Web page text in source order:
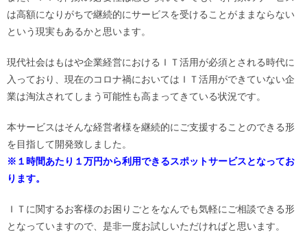
は高額になりがちで継続的にサービスを受けることがままならない
という現実もあるかと思います。
現代社会はもはや企業経営におけるＩＴ活用が必須とされる時代に
入っており、現在のコロナ禍においてはＩＴ活用ができていない企
業は淘汰されてしまう可能性も高まってきている状況です。
本サービスはそんな経営者様を継続的にご支援することのできる形
を目指して開発致しました。
※１時間あたり１万円から利用できるスポットサービスとなってお
ります。
ＩＴに関するお客様のお困りごとをなんでも気軽にご相談できる形
となっていますので、是非一度お試しいただければと思います。